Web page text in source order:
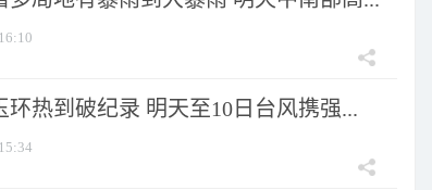
16:10
环热到破纪录 明天至10日台风携强...
15:34